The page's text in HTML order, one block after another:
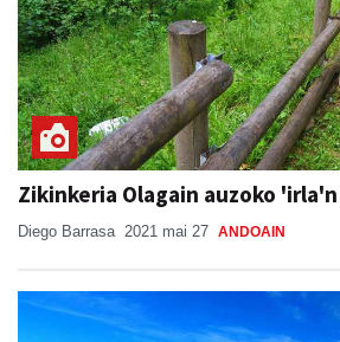
Zikinkeria Olagain auzoko 'irla'n
Diego Barrasa 2021 mai 27 ANDOAIN